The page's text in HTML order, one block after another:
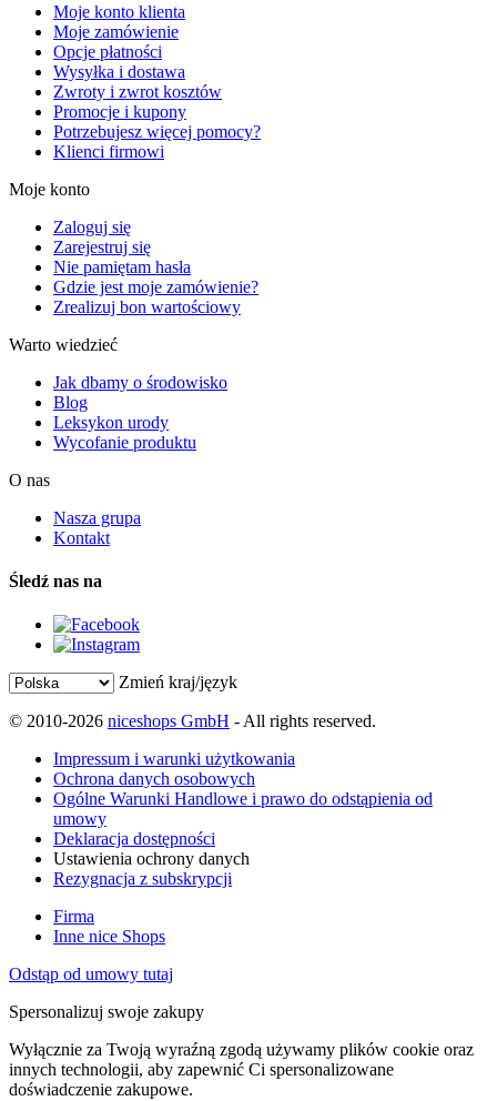
Moje konto klienta
Moje zamówienie
Opcje płatności
Wysyłka i dostawa
Zwroty i zwrot kosztów
Promocje i kupony
Potrzebujesz więcej pomocy?
Klienci firmowi
Moje konto
Zaloguj się
Zarejestruj się
Nie pamiętam hasła
Gdzie jest moje zamówienie?
Zrealizuj bon wartościowy
Warto wiedzieć
Jak dbamy o środowisko
Blog
Leksykon urody
Wycofanie produktu
O nas
Nasza grupa
Kontakt
Śledź nas na
Zmień kraj/język
© 2010-2026 niceshops GmbH - All rights reserved.
Impressum i warunki użytkowania
Ochrona danych osobowych
Ogólne Warunki Handlowe i prawo do odstąpienia od
umowy
Deklaracja dostępności
Ustawienia ochrony danych
Rezygnacja z subskrypcji
Firma
Inne nice Shops
Odstąp od umowy tutaj
Spersonalizuj swoje zakupy
Wyłącznie za Twoją wyraźną zgodą używamy plików cookie oraz
innych technologii, aby zapewnić Ci spersonalizowane
doświadczenie zakupowe.